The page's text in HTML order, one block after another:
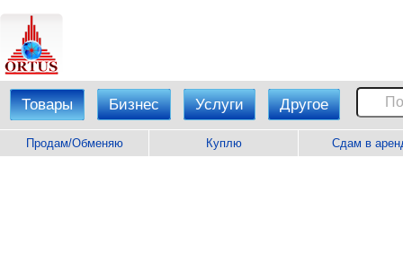
Товары Бизнес Услуги Другое
Продам/Обменяю Куплю Сдам в